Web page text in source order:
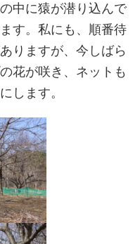
中に猿が潜り込んで
す。私にも、順番待
りますが、今しばら
花が咲き、ネットも
します。